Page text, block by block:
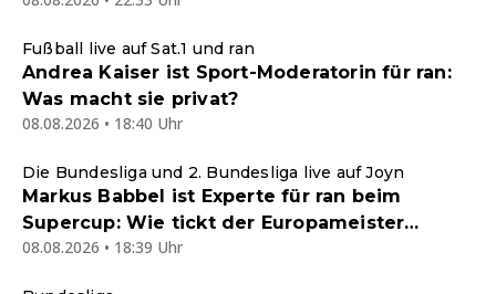
Fußball live auf Sat.1 und ran
Andrea Kaiser ist Sport-Moderatorin für ran:
Was macht sie privat?
08.08.2026 • 18:40 Uhr
Die Bundesliga und 2. Bundesliga live auf Joyn
Markus Babbel ist Experte für ran beim
Supercup: Wie tickt der Europameister
privat?
08.08.2026 • 18:39 Uhr